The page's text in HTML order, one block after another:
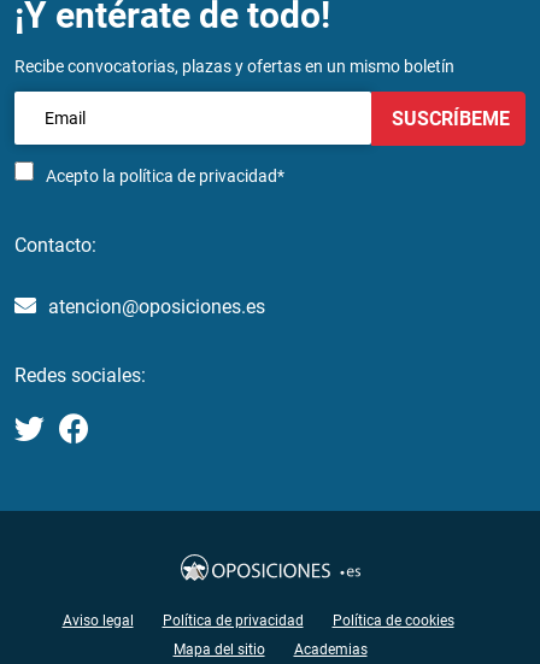
¡Y entérate de todo!
Recibe convocatorias, plazas y ofertas en un mismo boletín
Acepto la política de privacidad*
SUSCRÍBEME
Contacto:
atencion@oposiciones.es
Redes sociales:
Aviso legal Política de privacidad
Política de cookies
Mapa del sitio
Academias